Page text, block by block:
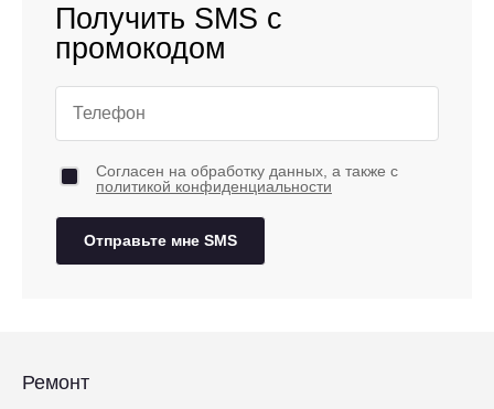
Получить SMS с
промокодом
Согласен на обработку данных, а также с
политикой конфиденциальности
Отправьте мне SMS
Ремонт